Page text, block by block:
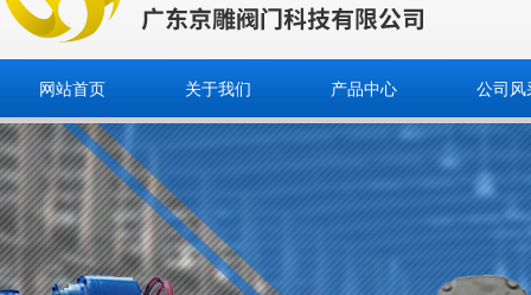
网站首页 关于我们 产品中心 公司风